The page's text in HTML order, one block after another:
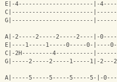
E|-4----------------------|-
C|------------------------
G|------------------------
A|-2-----2-----2-----2----|-
E|----1-----1-----0-----0-|----
C|-2Н---------4-----------
G|-----2-----2-----1-----1|-2---
A|-----5-----5-----5-----5-|-